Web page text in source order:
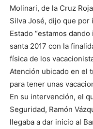
Molinari, de la Cruz
Silva José, dijo que
Estado “estamos
santa 2017 con la
física de los
Atención ubicado en el
para tener unas
En su intervención, el
Seguridad, Ramón
llegaba a dar inicio al